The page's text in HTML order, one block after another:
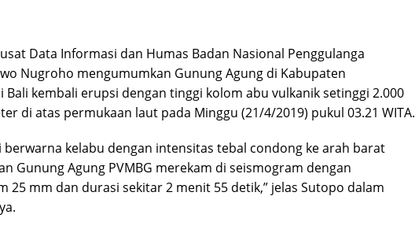
Data Informasi dan Humas Badan Nasional Penggulanga
Nugroho mengumumkan Gunung Agung di Kabupaten
Bali kembali erupsi dengan tinggi kolom abu vulkanik setinggi 2.000
di atas permukaan laut pada Minggu (21/4/2019) pukul 03.21 WITA.
kelabu dengan intensitas tebal condong ke arah barat
Gunung Agung PVMBG merekam di seismogram dengan
25 mm dan durasi sekitar 2 menit 55 detik,” jelas Sutopo dalam